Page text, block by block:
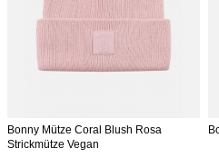
Bonny Mütze Coral Blush Rosa
Strickmütze Vegan